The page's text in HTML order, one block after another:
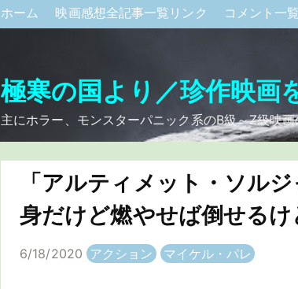
ホーム 映画感想全記事一覧リンク コメント一覧
極寒の国より／珍作映画
主にホラー、モンスターパニック系のB級～Z級映
「アルティメット・ソ
身だけど燃やせば倒せる
6/18/2020 アクション マイケル・パレ